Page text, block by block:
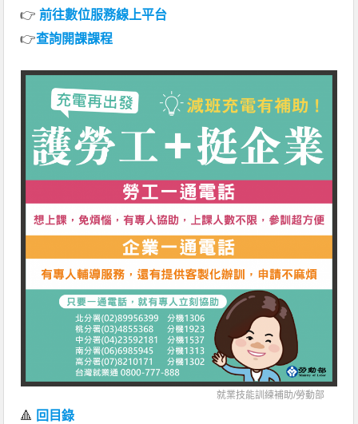
👉前往數位服務線上平台
👉查詢開課課程
就業技能訓練補助/勞動部
🔺 回目錄